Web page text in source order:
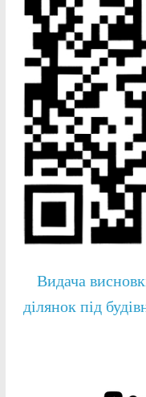
Видача
ділянок під